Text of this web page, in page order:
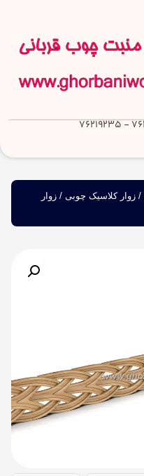
/ زوار کلاسیک چوبی / زوار